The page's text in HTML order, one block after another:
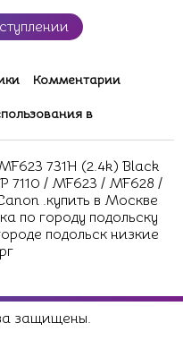
Комментарии
в
731H (2.4k) Black
7110 / MF623 / MF628 /
.купить в Москве
по городу подольску
подольск низкие
защищены.